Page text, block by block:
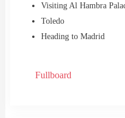
Visiting Al Hambra
Toledo
Heading to Madrid
Fullboard